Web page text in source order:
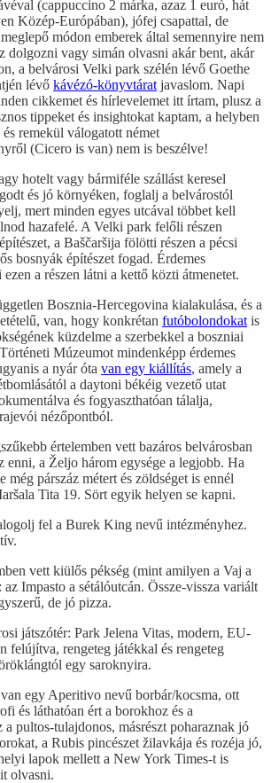
(cappuccino 2 márka, azaz 1 euró, hát
Közép-Európában), jófej csapattal, de
módon emberek által semennyire nem
dolgozni vagy simán olvasni akár bent, akár
a belvárosi Velki park szélén lévő Goethe
lévő kávézó-könyvtárat javaslom. Napi
cikkemet és hírlevelemet itt írtam, plusz a
tippeket és insightokat kaptam, a helyben
remekül válogatott német
(Cicero is van) nem is beszélve!
hotelt vagy bármiféle szállást keresel
és jó környéken, foglalj a belvárostól
mert minden egyes utcával többet kell
hazafelé. A Velki park felőli részen
a Baščaršija fölötti részen a pécsi
bosnyák építészet fogad. Érdemes
ezen a részen látni a kettő közti átmenetet.
Bosznia-Hercegovina kialakulása, és a
van, hogy konkrétan futóbolondokat is
küzdelme a szerbekkel a boszniai
Múzeumot mindenképp érdemes
a nyár óta van egy kiállítás, amely a
a daytoni békéig vezető utat
és fogyaszthatóan tálalja,
nézőpontból.
értelemben vett bazáros belvárosban
enni, a Željo három egysége a legjobb. Ha
még párszáz métert és zöldséget is ennél
Tita 19. Sört egyik helyen se kapni.
fel a Burek King nevű intézményhez.
vett kiülős pékség (mint amilyen a Vaj a
Impasto a sétálóutcán. Össze-vissza variált
de jó pizza.
játszótér: Park Jelena Vitas, modern, EU-
felújítva, rengeteg játékkal és rengeteg
egy saroknyira.
egy Aperitivo nevű borbár/kocsma, ott
és láthatóan ért a borokhoz és a
a pultos-tulajdonos, másrészt poharaznak jó
a Rubis pincészet žilavkája és rozéja jó,
lapok mellett a New York Times-t is
olvasni.